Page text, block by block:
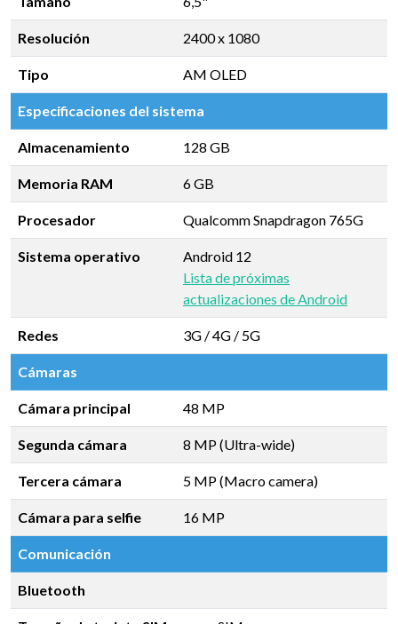
Resolución 2400 x 1080
Tipo AM OLED
Especificaciones del sistema
Almacenamiento 128 GB
Memoria RAM 6 GB
Procesador Qualcomm Snapdragon 765G
Sistema operativo
Android 12
Lista de próximas
actualizaciones de Android
Redes 3G / 4G / 5G
Cámaras
Cámara principal 48 MP
Segunda cámara 8 MP (Ultra-wide)
Tercera cámara 5 MP (Macro camera)
Cámara para selfie 16 MP
Comunicación
Bluetooth